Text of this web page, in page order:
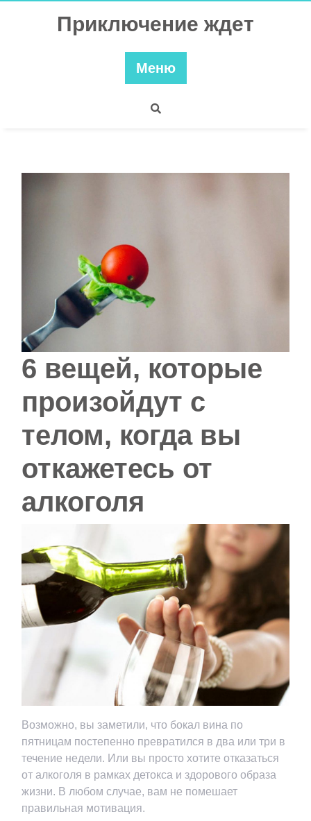
Приключение ждет
Меню
6 вещей, которые
произойдут с
телом, когда вы
откажетесь от
алкоголя
Возможно, вы заметили, что бокал вина по
пятницам постепенно превратился в два или три в
течение недели. Или вы просто хотите отказаться
от алкоголя в рамках детокса и здорового образа
жизни. В любом случае, вам не помешает
правильная мотивация.